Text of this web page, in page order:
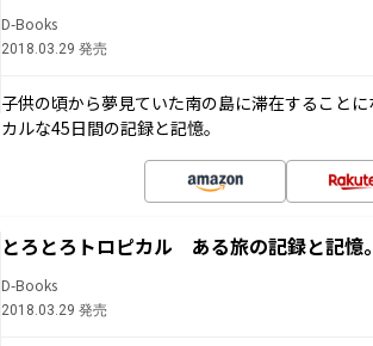
D-Books
2018.03.29 発売
子供の頃から夢見ていた南の島に滞在すること
カルな45日間の記録と記憶。
とろとろトロピカル ある旅の記録と記
D-Books
2018.03.29 発売